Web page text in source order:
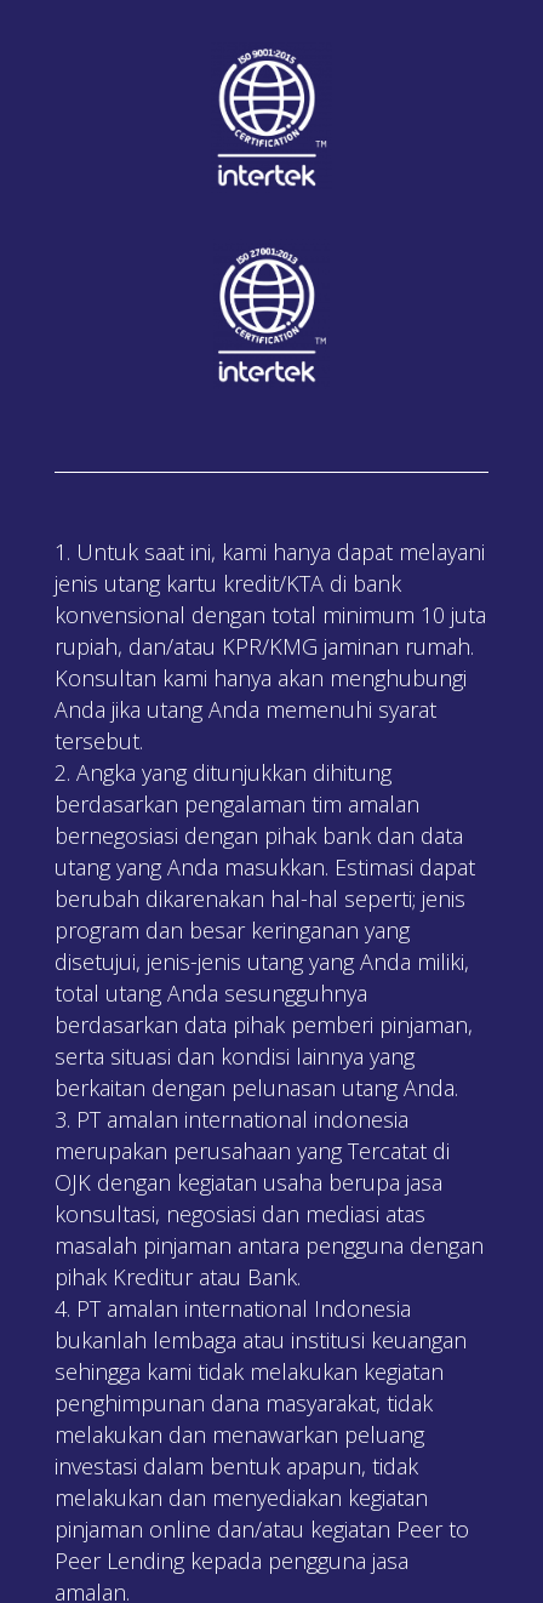
Untuk saat ini, kami hanya dapat melayani
jenis utang kartu kredit/KTA di bank
konvensional dengan total minimum 10 juta
rupiah, dan/atau KPR/KMG jaminan rumah.
Konsultan kami hanya akan menghubungi
Anda jika utang Anda memenuhi syarat
tersebut.
Angka yang ditunjukkan dihitung
berdasarkan pengalaman tim amalan
bernegosiasi dengan pihak bank dan data
utang yang Anda masukkan. Estimasi dapat
berubah dikarenakan hal-hal seperti; jenis
program dan besar keringanan yang
disetujui, jenis-jenis utang yang Anda miliki,
total utang Anda sesungguhnya
berdasarkan data pihak pemberi pinjaman,
serta situasi dan kondisi lainnya yang
berkaitan dengan pelunasan utang Anda.
PT amalan international indonesia
merupakan perusahaan yang Tercatat di
OJK dengan kegiatan usaha berupa jasa
konsultasi, negosiasi dan mediasi atas
masalah pinjaman antara pengguna dengan
pihak Kreditur atau Bank.
PT amalan international Indonesia
bukanlah lembaga atau institusi keuangan
sehingga kami tidak melakukan kegiatan
penghimpunan dana masyarakat, tidak
melakukan dan menawarkan peluang
investasi dalam bentuk apapun, tidak
melakukan dan menyediakan kegiatan
pinjaman online dan/atau kegiatan Peer to
Peer Lending kepada pengguna jasa
amalan.